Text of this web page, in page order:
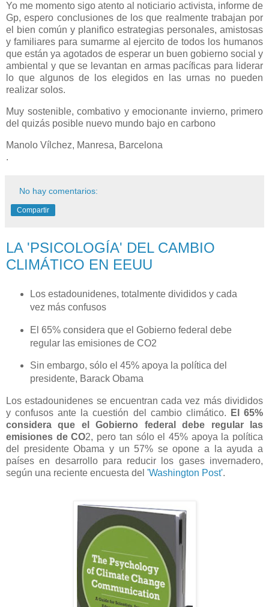
Yo me momento sigo atento al noticiario activista, informe de
Gp, espero conclusiones de los que realmente trabajan por
el bien común y planifico estrategias personales, amistosas
y familiares para sumarme al ejercito de todos los humanos
que están ya agotados de esperar un buen gobierno social y
ambiental y que se levantan en armas pacíficas para liderar
lo que algunos de los elegidos en las urnas no pueden
realizar solos.
Muy sostenible, combativo y emocionante invierno, primero
del quizás posible nuevo mundo bajo en carbono
Manolo Vílchez, Manresa, Barcelona
.
No hay comentarios:
Compartir
LA 'PSICOLOGÍA' DEL CAMBIO
CLIMÁTICO EN EEUU
Los estadounidenes, totalmente divididos y cada
vez más confusos
El 65% considera que el Gobierno federal debe
regular las emisiones de CO2
Sin embargo, sólo el 45% apoya la política del
presidente, Barack Obama
Los estadounidenes se encuentran cada vez más divididos
y confusos ante la cuestión del cambio climático.
El 65%
considera que el Gobierno federal debe regular las
emisiones de CO2, pero tan sólo el 45% apoya la política
del presidente Obama y un 57% se opone a la ayuda a
países en desarrollo para reducir los gases invernadero,
según una reciente encuesta del 'Washington Post'.